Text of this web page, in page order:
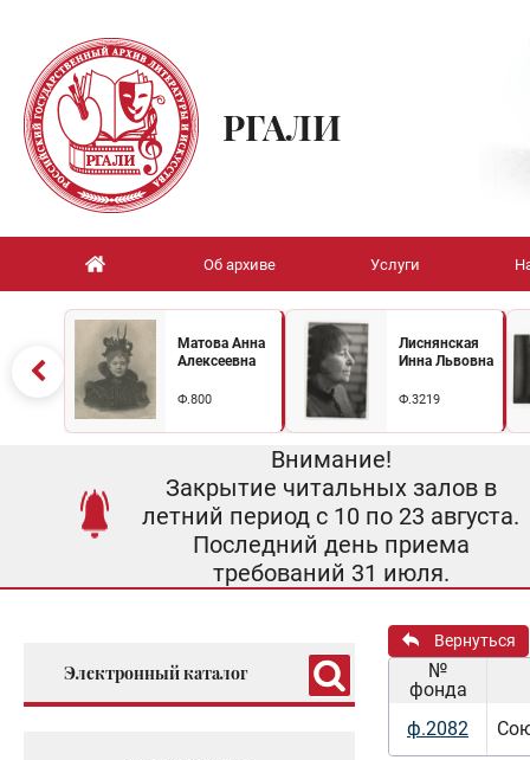
РГАЛИ
Об архиве Услуги
Матова Анна
Алексеевна
Ф.800
Лиснянская
Инна Львовна
Ф.3219
Внимание!
Закрытие читальных залов в
летний период с 10 по 23 августа.
Последний день приема
требований 31 июля.
Электронный каталог
Вернуться
№
фонда
ф.2082